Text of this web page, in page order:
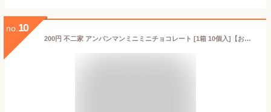
no. 10
200円 不二家 アンパンマンミニミニチョコレート [1箱 10個入]【お菓子 チョコ まとめ買い 箱買い ポイント消化 ノベルティ向け アミューズ向け 景品向け おやつ】